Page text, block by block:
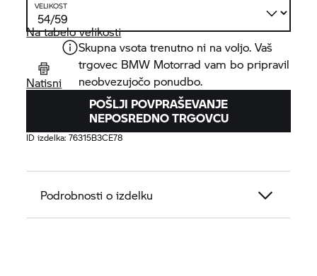
VELIKOST
Na tabelo velikosti
Natisni
Skupna vsota trenutno ni na voljo. Vaš
trgovec BMW Motorrad vam bo pripravil
neobvezujočo ponudbo.
POŠLJI POVPRAŠEVANJE
NEPOSREDNO TRGOVCU
ID izdelka:76315B3CE78
Podrobnosti o izdelku